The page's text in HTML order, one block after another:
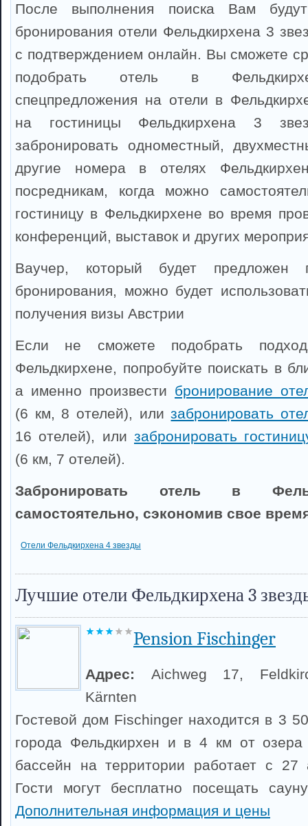
После выполнения поиска Вам
бронирования отели Фельдкирхена 3
с подтверждением онлайн. Вы сможете
подобрать отель в
спецпредложения на отели в
на гостиницы Фельдкирхена 3
забронировать одноместный,
другие номера в отелях
посредникам, когда можно
гостиницу в Фельдкирхене во время
конференций, выставок и других
Ваучер, который будет предложен
бронирования, можно будет
получения визы Австрии
Если не сможете подобрать
Фельдкирхене, попробуйте поискать в
а именно произвести бронирование
(6 км, 8 отелей), илизабронировать
16 отелей), или забронировать
(6 км, 7 отелей).
Забронировать отель в
самостоятельно, сэкономив свое
Отели Фельдкирхена 4 звезды
Лучшие отели Фельдкирхена 3
Pension Fischinger
Адрес: Aichweg 17,
Kärnten
Гостевой дом Fischinger находится в 3
города Фельдкирхен и в 4 км от
бассейн на территории работает с 27
Гости могут бесплатно посещать
Дополнительная информация и цены